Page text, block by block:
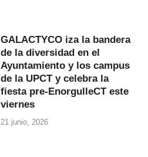
GALACTYCO iza la bandera
de la diversidad en el
Ayuntamiento y los campus
de la UPCT y celebra la
fiesta pre-EnorgulleCT este
viernes
21 junio, 2026